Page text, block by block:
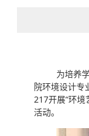
为培养
院环境设计专
217开展“环
活动。